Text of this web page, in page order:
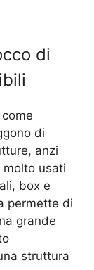
di
di
anzi
molto usati
box e
permette di
grande
struttura